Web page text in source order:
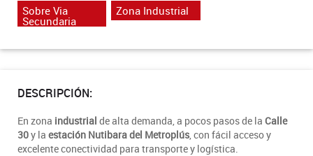
Sobre Via
Secundaria
Zona Industrial
DESCRIPCIÓN:
En zona industrial de alta demanda, a pocos pasos de la Calle
30y la estación Nutibara del Metroplús, con fácil acceso y
excelente conectividad para transporte y logística.